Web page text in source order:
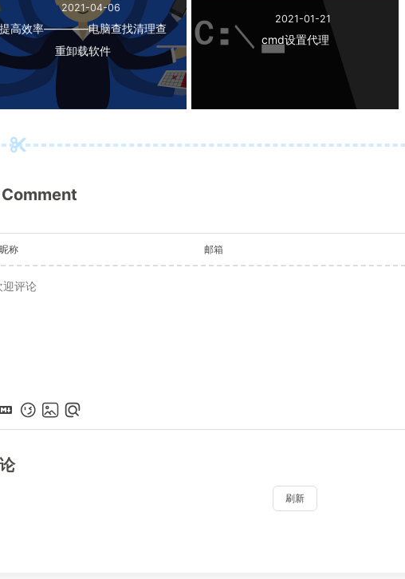
2021-04-06
提高效率————电脑查找清理查
重卸载软件
2021-01-21
cmd设置代理
Comment
昵称 邮箱
刷新